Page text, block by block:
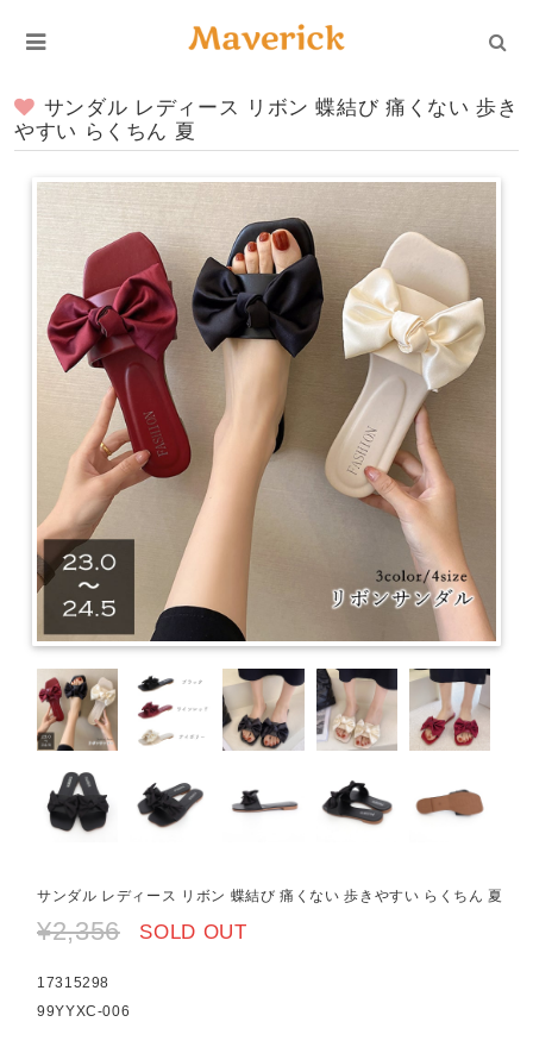
サンダル レディース リボン 蝶結び 痛くない 歩き
やすい らくちん 夏
サンダル レディース リボン 蝶結び 痛くない 歩きやすい らくちん 夏
¥2,356 SOLD OUT
17315298
99YYXC-006